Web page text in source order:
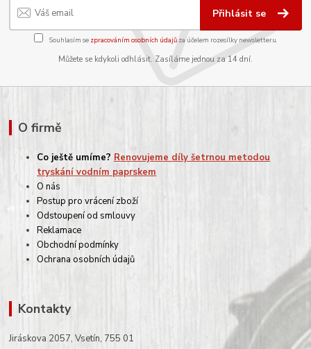
Přihlásit se
Souhlasím se zpracováním osobních údajůza účelem rozesílky newsletteru.
Můžete se kdykoli odhlásit. Zasíláme jednou za 14 dní.
O firmě
Co ještě umíme? Renovujeme díly šetrnou metodou
tryskání vodním paprskem
O nás
Postup pro vrácení zboží
Odstoupení od smlouvy
Reklamace
Obchodní podmínky
Ochrana osobních údajů
Kontakty
Jiráskova 2057, Vsetín, 755 01